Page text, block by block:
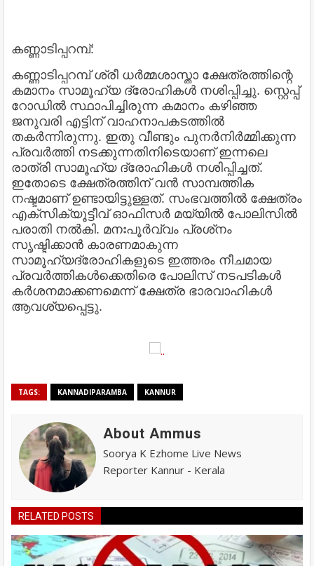
കണ്ണാടിപ്പറമ്പ്:
കണ്ണാടിപ്പറമ്പ് ശ്രീ ധര്‍മ്മശാസ്താ ക്ഷേത്രത്തിന്റെ
കമാനം സാമൂഹ്യ ദ്രോഹികള്‍ നശിപ്പിച്ചു. സ്റ്റെപ്പ്
റോഡില്‍ സ്ഥാപിച്ചിരുന്ന കമാനം കഴിഞ്ഞ
ജനുവരി എട്ടിന് വാഹനാപകടത്തില്‍
തകര്‍ന്നിരുന്നു. ഇതു വീണ്ടും പുനര്‍നിര്‍മ്മിക്കുന്ന
പ്രവര്‍ത്തി നടക്കുന്നതിനിടെയാണ് ഇന്നലെ
രാത്രി സാമൂഹ്യ ദ്രോഹികള്‍ നശിപ്പിച്ചത്.
ഇതോടെ ക്ഷേത്രത്തിന് വന്‍ സാമ്പത്തിക
നഷ്ടമാണ് ഉണ്ടായിട്ടുള്ളത്. സംഭവത്തില്‍ ക്ഷേത്രം
എക്‌സിക്യൂട്ടീവ് ഓഫിസര്‍ മയ്യില്‍ പോലിസില്‍
പരാതി നല്‍കി. മനഃപൂര്‍വ്വം പ്രശ്‌നം
സൃഷ്ടിക്കാന്‍ കാരണമാകുന്ന
സാമൂഹ്യദ്രോഹികളുടെ ഇത്തരം നീചമായ
പ്രവര്‍ത്തികള്‍ക്കെതിരെ പോലിസ് നടപടികള്‍
കര്‍ശനമാക്കണമെന്ന് ക്ഷേത്ര ഭാരവാഹികള്‍
ആവശ്യപ്പെട്ടു.
TAGS: KANNADIPARAMBA KANNUR
About Ammus
Soorya K Ezhome Live News
Reporter Kannur - Kerala
RELATED POSTS